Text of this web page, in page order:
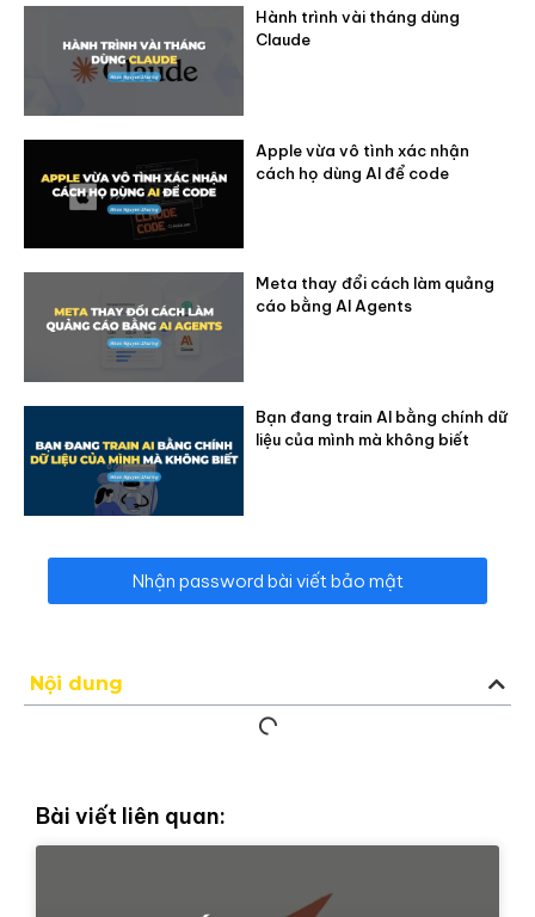
Nội dung
Hành trình vài tháng dùng
Claude
Apple vừa vô tình xác nhận
cách họ dùng AI để code
Meta thay đổi cách làm quảng
cáo bằng AI Agents
Bạn đang train AI bằng chính dữ
liệu của mình mà không biết
Nhận password bài viết bảo mật
Bài viết liên quan: